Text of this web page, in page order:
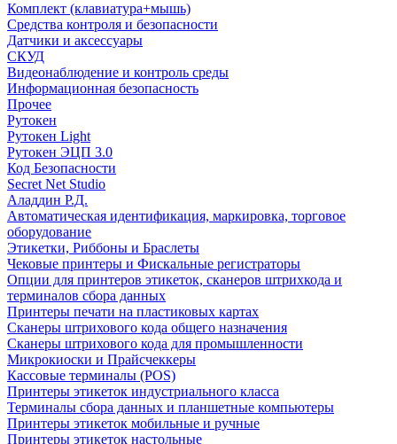
Комплект (клавиатура+мышь)
Средства контроля и безопасности
Датчики и аксессуары
СКУД
Видеонаблюдение и контроль среды
Информационная безопасность
Прочее
Рутокен
Рутокен Light
Рутокен ЭЦП 3.0
Код Безопасности
Secret Net Studio
Аладдин Р.Д.
Автоматическая идентификация, маркировка, торговое
оборудование
Этикетки, Риббоны и Браслеты
Чековые принтеры и Фискальные регистраторы
Опции для принтеров этикеток, сканеров штрихкода и
терминалов сбора данных
Принтеры печати на пластиковых картах
Сканеры штрихового кода общего назначения
Сканеры штрихового кода для промышленности
Микрокиоски и Прайсчеккеры
Кассовые терминалы (POS)
Принтеры этикеток индустриального класса
Терминалы сбора данных и планшетные компьютеры
Принтеры этикеток мобильные и ручные
Принтеры этикеток настольные